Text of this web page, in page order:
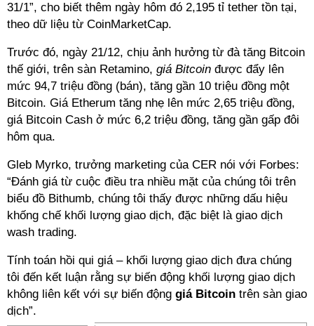
31/1”, cho biết thêm ngày hôm đó 2,195 tỉ tether tồn tại,
theo dữ liệu từ CoinMarketCap.
Trước đó, ngày 21/12, chịu ảnh hưởng từ đà tăng Bitcoin
thế giới, trên sàn Retamino, giá Bitcoin được đẩy lên
mức 94,7 triệu đồng (bán), tăng gần 10 triệu đồng một
Bitcoin. Giá Etherum tăng nhẹ lên mức 2,65 triệu đồng,
giá Bitcoin Cash ở mức 6,2 triệu đồng, tăng gần gấp đôi
hôm qua.
Gleb Myrko, trưởng marketing của CER nói với Forbes:
“Đánh giá từ cuộc điều tra nhiều mặt của chúng tôi trên
biểu đồ Bithumb, chúng tôi thấy được những dấu hiệu
khống chế khối lượng giao dịch, đặc biệt là giao dịch
wash trading.
Tính toán hồi qui giá – khối lượng giao dịch đưa chúng
tôi đến kết luận rằng sự biến động khối lượng giao dịch
không liên kết với sự biến động giá Bitcoin trên sàn giao
dịch”.